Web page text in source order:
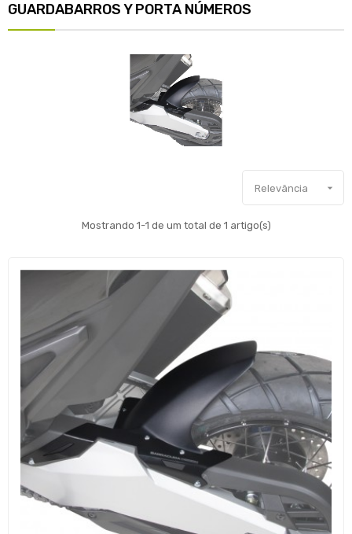
GUARDABARROS Y PORTA NÚMEROS
Relevância 
Mostrando 1-1 de um total de 1 artigo(s)